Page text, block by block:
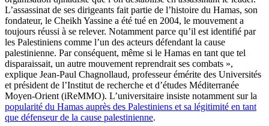
L’assassinat de ses dirigeants fait partie de l’histoire du Hamas, son
fondateur, le Cheikh Yassine a été tué en 2004, le mouvement a
toujours réussi à se relever. Notamment parce qu’il est identifié par
les Palestiniens comme l’un des acteurs défendant la cause
palestinienne. Par conséquent, même si le Hamas en tant que tel
disparaissait, un autre mouvement reprendrait ses combats »,
explique Jean-Paul Chagnollaud, professeur émérite des Universités
et président de l’Institut de recherche et d’études Méditerranée
Moyen-Orient (iReMMO). L’universitaire insiste notamment sur la
popularité du Hamas auprès des Palestiniens et sa légitimité en tant
que défenseur de la cause palestinienne.